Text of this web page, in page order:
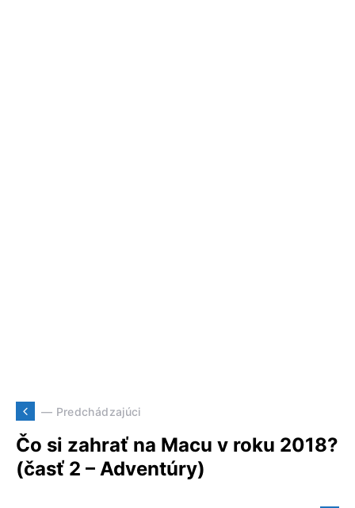
— Predchádzajúci
Čo si zahrať na Macu v roku 2018?
(časť 2 – Adventúry)